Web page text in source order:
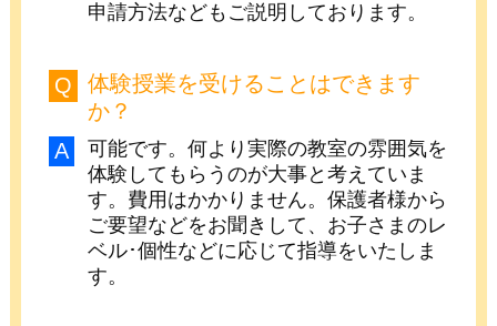
申請方法などもご説明しております。
体験授業を受けることはできます
か？
可能です。何より実際の教室の雰囲気を
体験してもらうのが大事と考えていま
す。費用はかかりません。保護者様から
ご要望などをお聞きして、お子さまのレ
ベル･個性などに応じて指導をいたしま
す。